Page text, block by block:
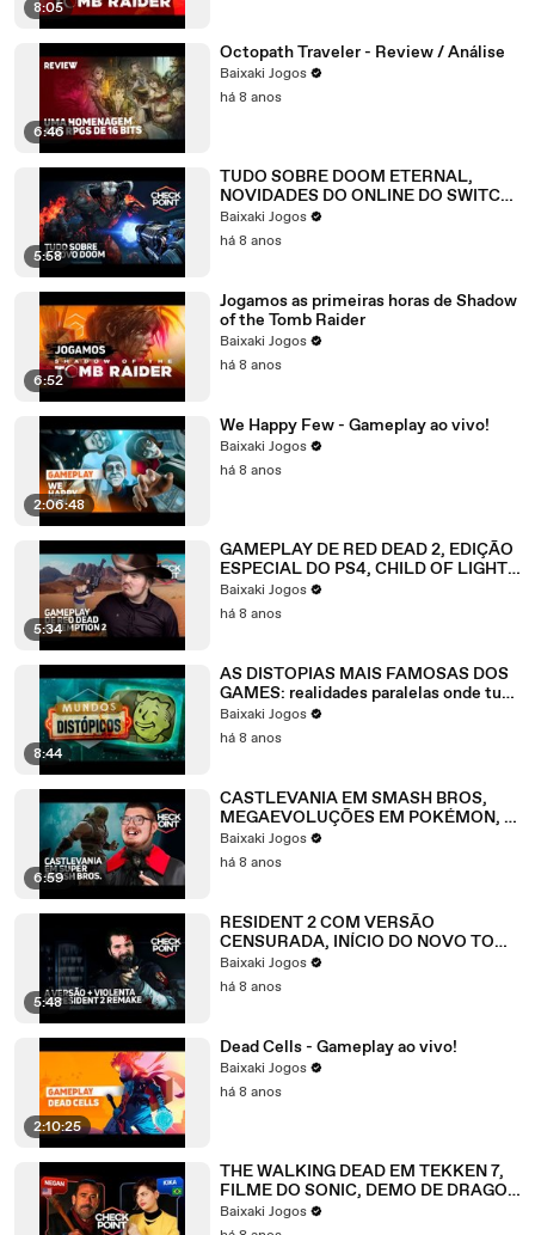
8:05
6:46
Octopath Traveler - Review / Análise
Baixaki Jogos
há 8 anos
5:58
TUDO SOBRE DOOM ETERNAL,
NOVIDADES DO ONLINE DO SWITCH
E QUAKE DE GRAÇA PRA SEMPRE -
Checkpoint
Baixaki Jogos
há 8 anos
6:52
Jogamos as primeiras horas de Shadow
of the Tomb Raider
Baixaki Jogos
há 8 anos
2:06:48
We Happy Few - Gameplay ao vivo!
Baixaki Jogos
há 8 anos
5:34
GAMEPLAY DE RED DEAD 2, EDIÇÃO
ESPECIAL DO PS4, CHILD OF LIGHT 2
- Checkpoint
Baixaki Jogos
há 8 anos
8:44
AS DISTOPIAS MAIS FAMOSAS DOS
GAMES: realidades paralelas onde tudo
deu errado!
Baixaki Jogos
há 8 anos
6:59
CASTLEVANIA EM SMASH BROS,
MEGAEVOLUÇÕES EM POKÉMON, 6
DLCS GRATUITAS EM SEA OF
THIEVES - Checkpoint
Baixaki Jogos
há 8 anos
5:48
RESIDENT 2 COM VERSÃO
CENSURADA, INÍCIO DO NOVO TOMB
RAIDER E SÉRIE DE TV DE HALO -
Checkpoint
Baixaki Jogos
há 8 anos
2:10:25
Dead Cells - Gameplay ao vivo!
Baixaki Jogos
há 8 anos
THE WALKING DEAD EM TEKKEN 7,
FILME DO SONIC, DEMO DE DRAGON
BALL FIGHTERZ NO SWITCH -
Checkpoint
Baixaki Jogos